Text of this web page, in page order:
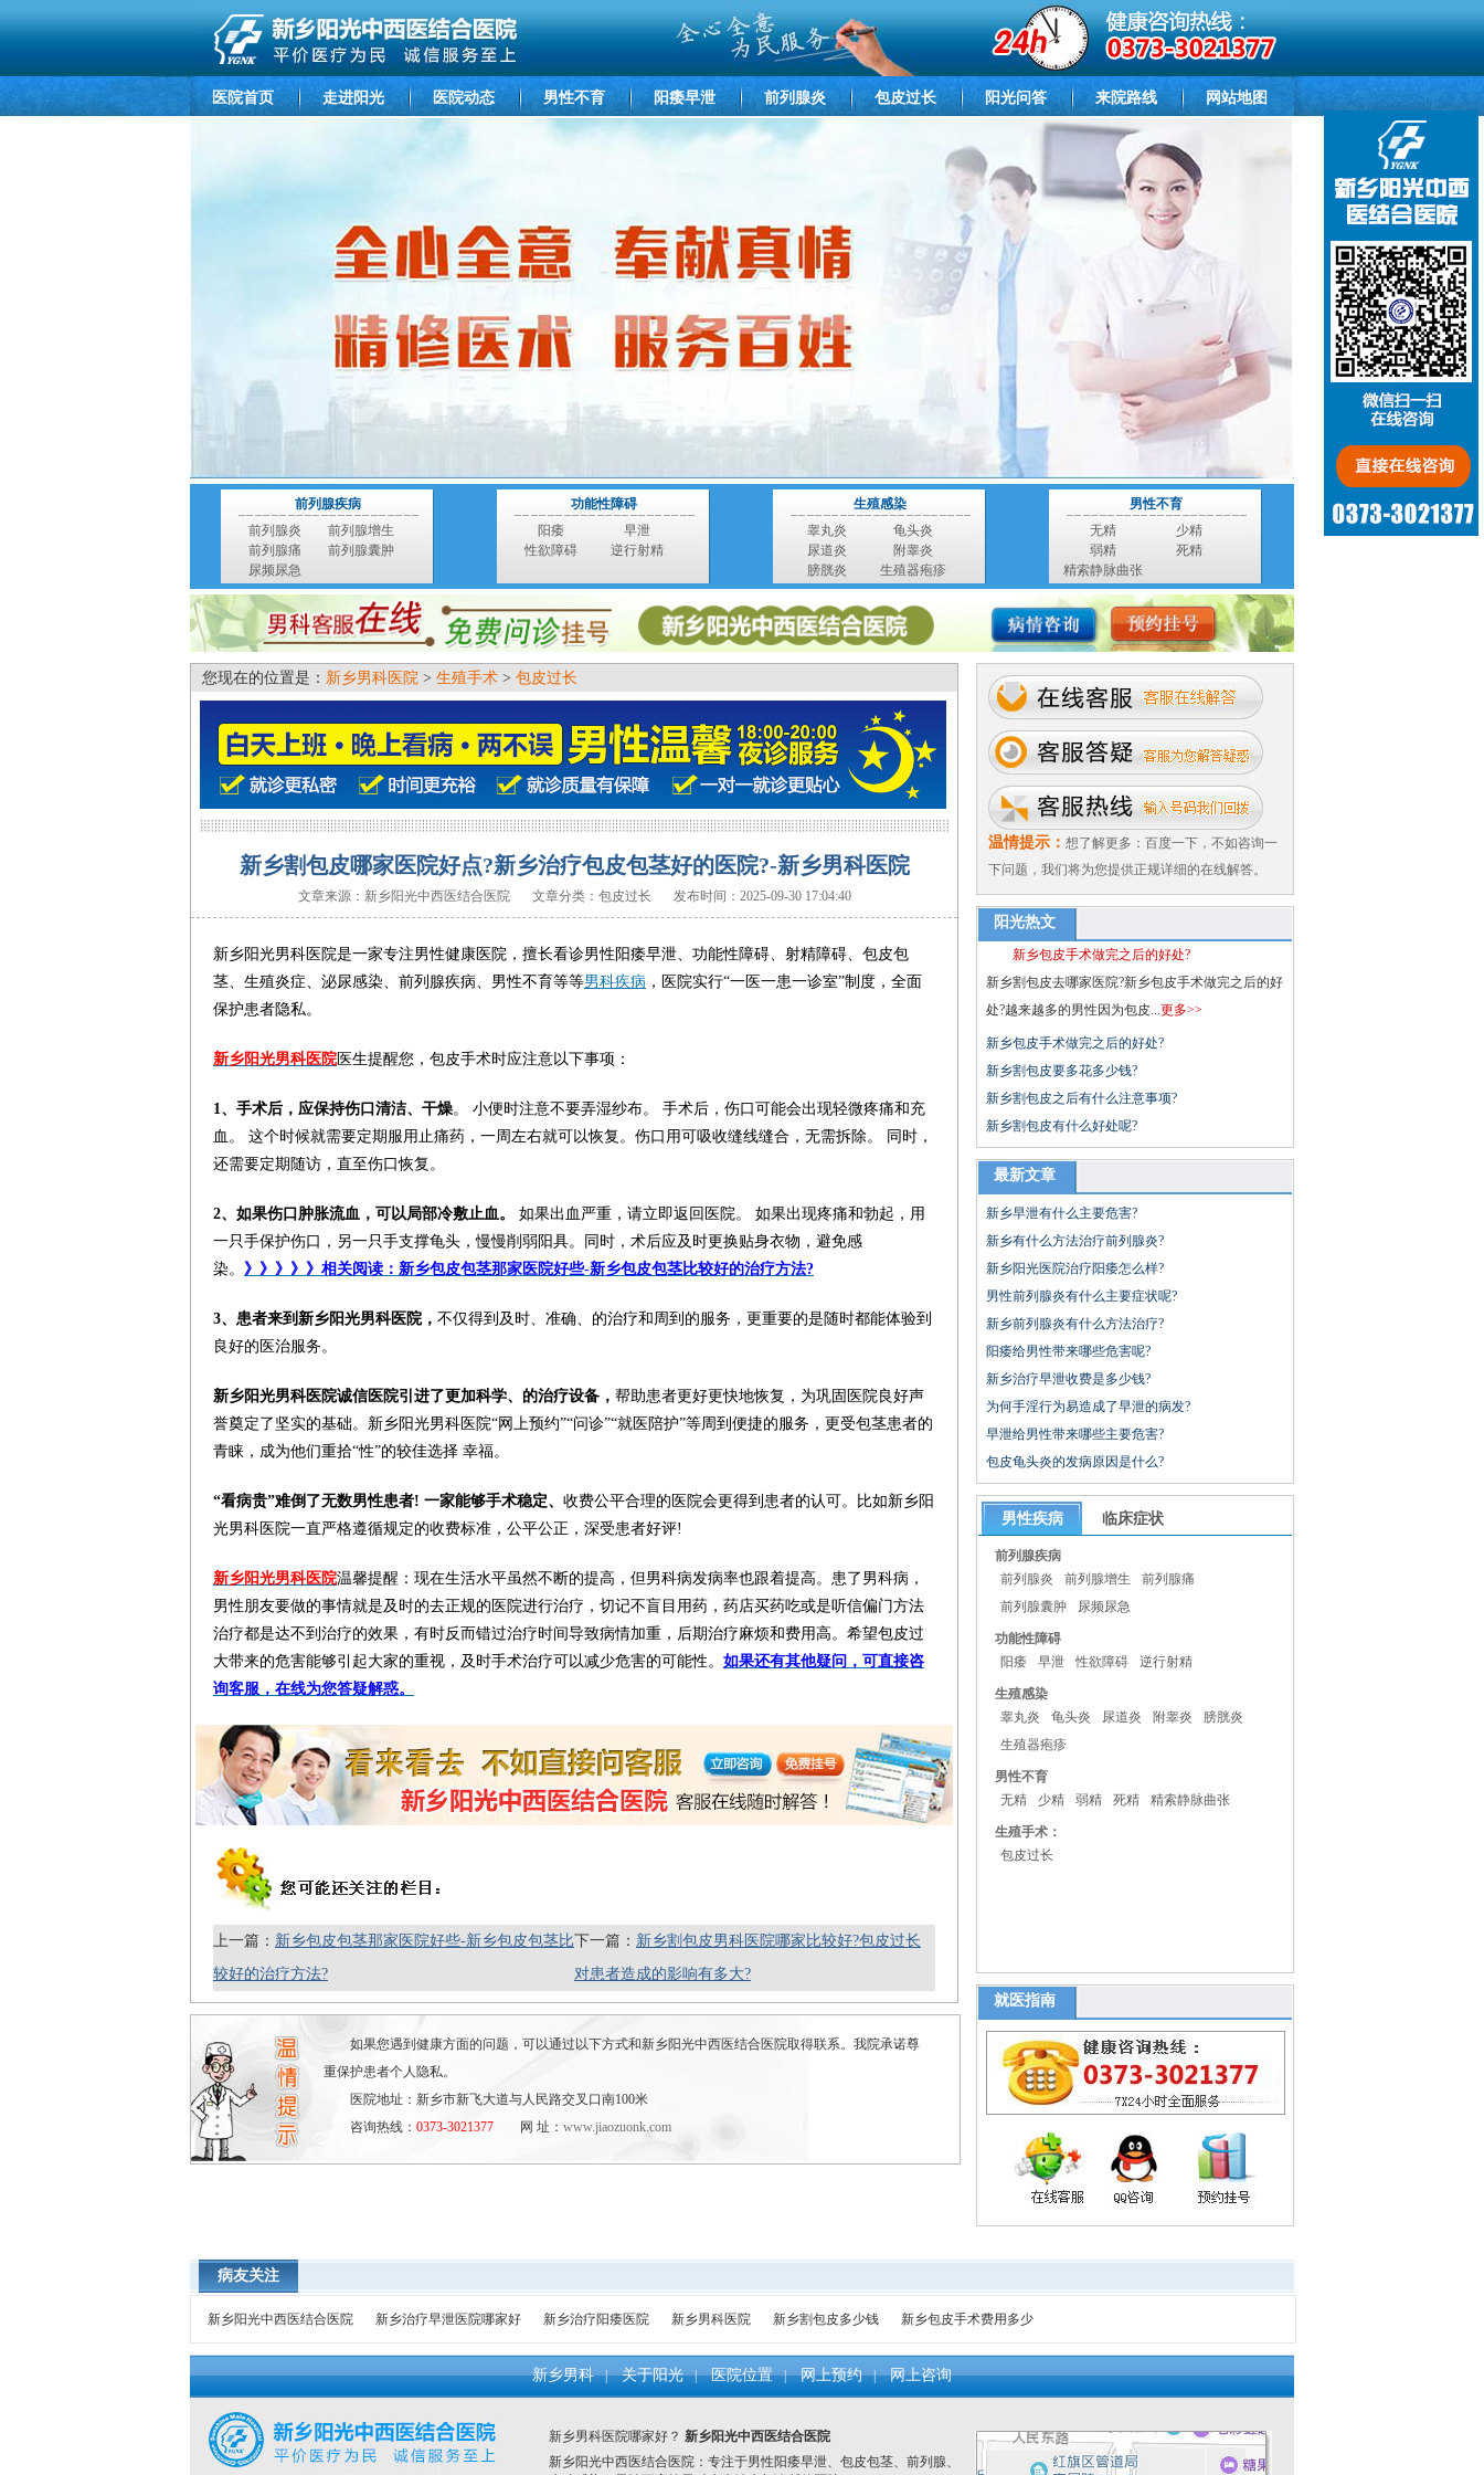
医院首页 走进阳光 医院动态 男性不育 阳痿早泄 前列腺炎 包皮过长 阳光问答 来院路线 网站地图
前列腺疾病
前列腺炎
前列腺增生
前列腺痛
前列腺囊肿
尿频尿急
功能性障碍
阳痿
早泄
性欲障碍
逆行射精
生殖感染
睾丸炎
龟头炎
尿道炎
附睾炎
膀胱炎
生殖器疱疹
男性不育
无精
少精
弱精
死精
精索静脉曲张
您现在的位置是： 新乡男科医院 > 生殖手术 > 包皮过长
新乡割包皮哪家医院好点?新乡治疗包皮包茎好的医院?-新乡男科医院
文章来源：新乡阳光中西医结合医院 文章分类：包皮过长 发布时间：2025-09-30 17:04:40
新乡阳光男科医院是一家专注男性健康医院，擅长看诊男性阳痿早泄、功能性障碍、射精障碍、包皮包
茎、生殖炎症、泌尿感染、前列腺疾病、男性不育等等男科疾病 ，医院实行“一医一患一诊室”制度，全面
保护患者隐私。
新乡阳光男科医院医生提醒您，包皮手术时应注意以下事项：
1、手术后，应保持伤口清洁、干燥。 小便时注意不要弄湿纱布。 手术后，伤口可能会出现轻微疼痛和充
血。 这个时候就需要定期服用止痛药，一周左右就可以恢复。伤口用可吸收缝线缝合，无需拆除。 同时，
还需要定期随访，直至伤口恢复。
2、如果伤口肿胀流血，可以局部冷敷止血。
如果出血严重，请立即返回医院。 如果出现疼痛和勃起，用
一只手保护伤口，另一只手支撑龟头，慢慢削弱阳具。同时，术后应及时更换贴身衣物，避免感
染。 》》》》》相关阅读：新乡包皮包茎那家医院好些-新乡包皮包茎比较好的治疗方法?
3、患者来到新乡阳光男科医院， 不仅得到及时、准确、的治疗和周到的服务，更重要的是随时都能体验到
良好的医治服务。
新乡阳光男科医院诚信医院引进了更加科学、的治疗设备， 帮助患者更好更快地恢复，为巩固医院良好声
誉奠定了坚实的基础。新乡阳光男科医院“网上预约”“问诊”“就医陪护”等周到便捷的服务，更受包茎患者的
青睐，成为他们重拾“性”的较佳选择 幸福。
“看病贵”难倒了无数男性患者! 一家能够手术稳定、 收费公平合理的医院会更得到患者的认可。比如新乡阳
光男科医院一直严格遵循规定的收费标准，公平公正，深受患者好评!
新乡阳光男科医院温馨提醒：现在生活水平虽然不断的提高，但男科病发病率也跟着提高。患了男科病，
男性朋友要做的事情就是及时的去正规的医院进行治疗，切记不盲目用药，药店买药吃或是听信偏门方法
治疗都是达不到治疗的效果，有时反而错过治疗时间导致病情加重，后期治疗麻烦和费用高。希望包皮过
大带来的危害能够引起大家的重视，及时手术治疗可以减少危害的可能性。 如果还有其他疑问，可直接咨
询客服，在线为您答疑解惑。
上一篇： 新乡包皮包茎那家医院好些-新乡包皮包茎比
较好的治疗方法?
下一篇： 新乡割包皮男科医院哪家比较好?包皮过长
对患者造成的影响有多大?
如果您遇到健康方面的问题，可以通过以下方式和新乡阳光中西医结合医院取得联系。我院承诺尊
重保护患者个人隐私。
医院地址：新乡市新飞大道与人民路交叉口南100米
咨询热线： 0373-3021377 网 址： www.jiaozuonk.com
温情提示： 想了解更多：百度一下，不如咨询一
下问题，我们将为您提供正规详细的在线解答。
阳光热文
新乡包皮手术做完之后的好处?
新乡割包皮去哪家医院?新乡包皮手术做完之后的好
处?越来越多的男性因为包皮... 更多>>
新乡包皮手术做完之后的好处?
新乡割包皮要多花多少钱?
新乡割包皮之后有什么注意事项?
新乡割包皮有什么好处呢?
最新文章
新乡早泄有什么主要危害?
新乡有什么方法治疗前列腺炎?
新乡阳光医院治疗阳痿怎么样?
男性前列腺炎有什么主要症状呢?
新乡前列腺炎有什么方法治疗?
阳痿给男性带来哪些危害呢?
新乡治疗早泄收费是多少钱?
为何手淫行为易造成了早泄的病发?
早泄给男性带来哪些主要危害?
包皮龟头炎的发病原因是什么?
男性疾病 临床症状
前列腺疾病
前列腺炎
前列腺增生
前列腺痛
前列腺囊肿
尿频尿急
功能性障碍
阳痿
早泄 性欲障碍 逆行射精
生殖感染
睾丸炎
龟头炎 尿道炎 附睾炎
膀胱炎
生殖器疱疹
男性不育
无精
少精 弱精 死精 精索静脉曲张
生殖手术：
包皮过长
就医指南
病友关注
新乡阳光中西医结合医院 新乡治疗早泄医院哪家好 新乡治疗阳痿医院 新乡男科医院 新乡割包皮多少钱 新乡包皮手术费用多少
新乡男科 | 关于阳光 | 医院位置 | 网上预约 | 网上咨询
新乡男科医院哪家好？ 新乡阳光中西医结合医院
新乡阳光中西医结合医院 ： 专注于男性阳痿早泄、包皮包茎、前列腺、